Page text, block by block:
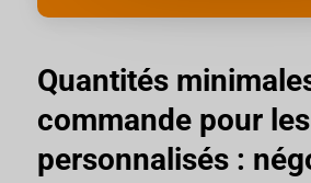
Quantités
commande pour
personnalisés :